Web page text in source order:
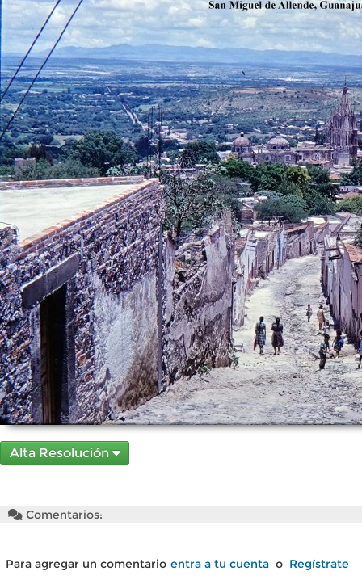
Alta Resolución
Comentarios:
Para agregar un comentario entra a tu cuenta o Regístrate